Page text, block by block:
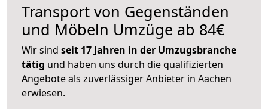
Transport von Gegenständen
und Möbeln Umzüge ab 84€
Wir sind seit 17 Jahren in der Umzugsbranche
tätig und haben uns durch die qualifizierten
Angebote als zuverlässiger Anbieter in Aachen
erwiesen.